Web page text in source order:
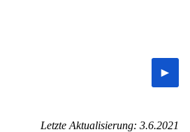
►
Letzte Aktualisierung: 3.6.2021